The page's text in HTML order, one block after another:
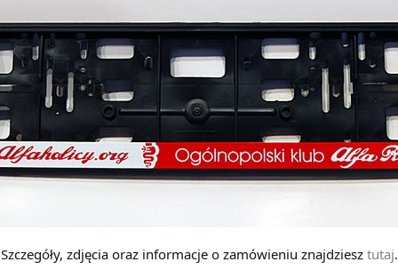
Szczegóły, zdjęcia oraz informacje o zamówieniu znajdziesz tutaj.